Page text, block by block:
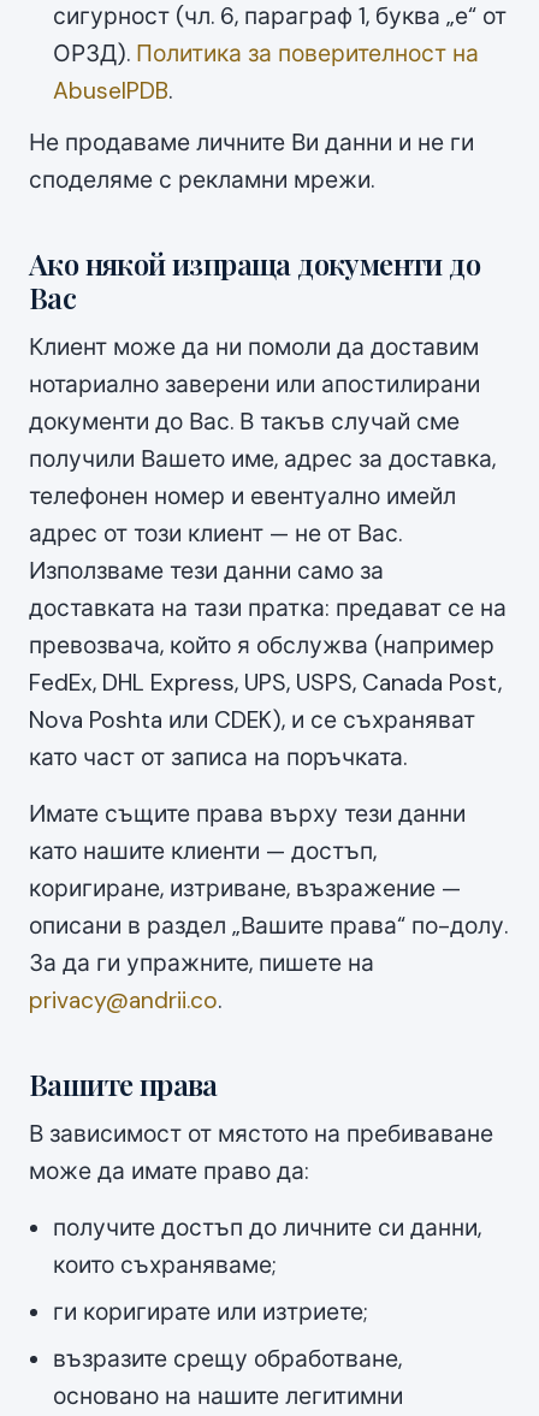
сигурност (чл. 6, параграф 1, буква „е“ от
ОРЗД). Политика за поверителност на
AbuseIPDB.
Не продаваме личните Ви данни и не ги
споделяме с рекламни мрежи.
Ако някой изпраща документи до
Вас
Клиент може да ни помоли да доставим
нотариално заверени или апостилирани
документи до Вас. В такъв случай сме
получили Вашето име, адрес за доставка,
телефонен номер и евентуално имейл
адрес от този клиент — не от Вас.
Използваме тези данни само за
доставката на тази пратка: предават се на
превозвача, който я обслужва (например
FedEx, DHL Express, UPS, USPS, Canada Post,
Nova Poshta или CDEK), и се съхраняват
като част от записа на поръчката.
Имате същите права върху тези данни
като нашите клиенти — достъп,
коригиране, изтриване, възражение —
описани в раздел „Вашите права“ по-долу.
За да ги упражните, пишете на
privacy@andrii.co.
Вашите права
В зависимост от мястото на пребиваване
може да имате право да:
получите достъп до личните си данни,
които съхраняваме;
ги коригирате или изтриете;
възразите срещу обработване,
основано на нашите легитимни